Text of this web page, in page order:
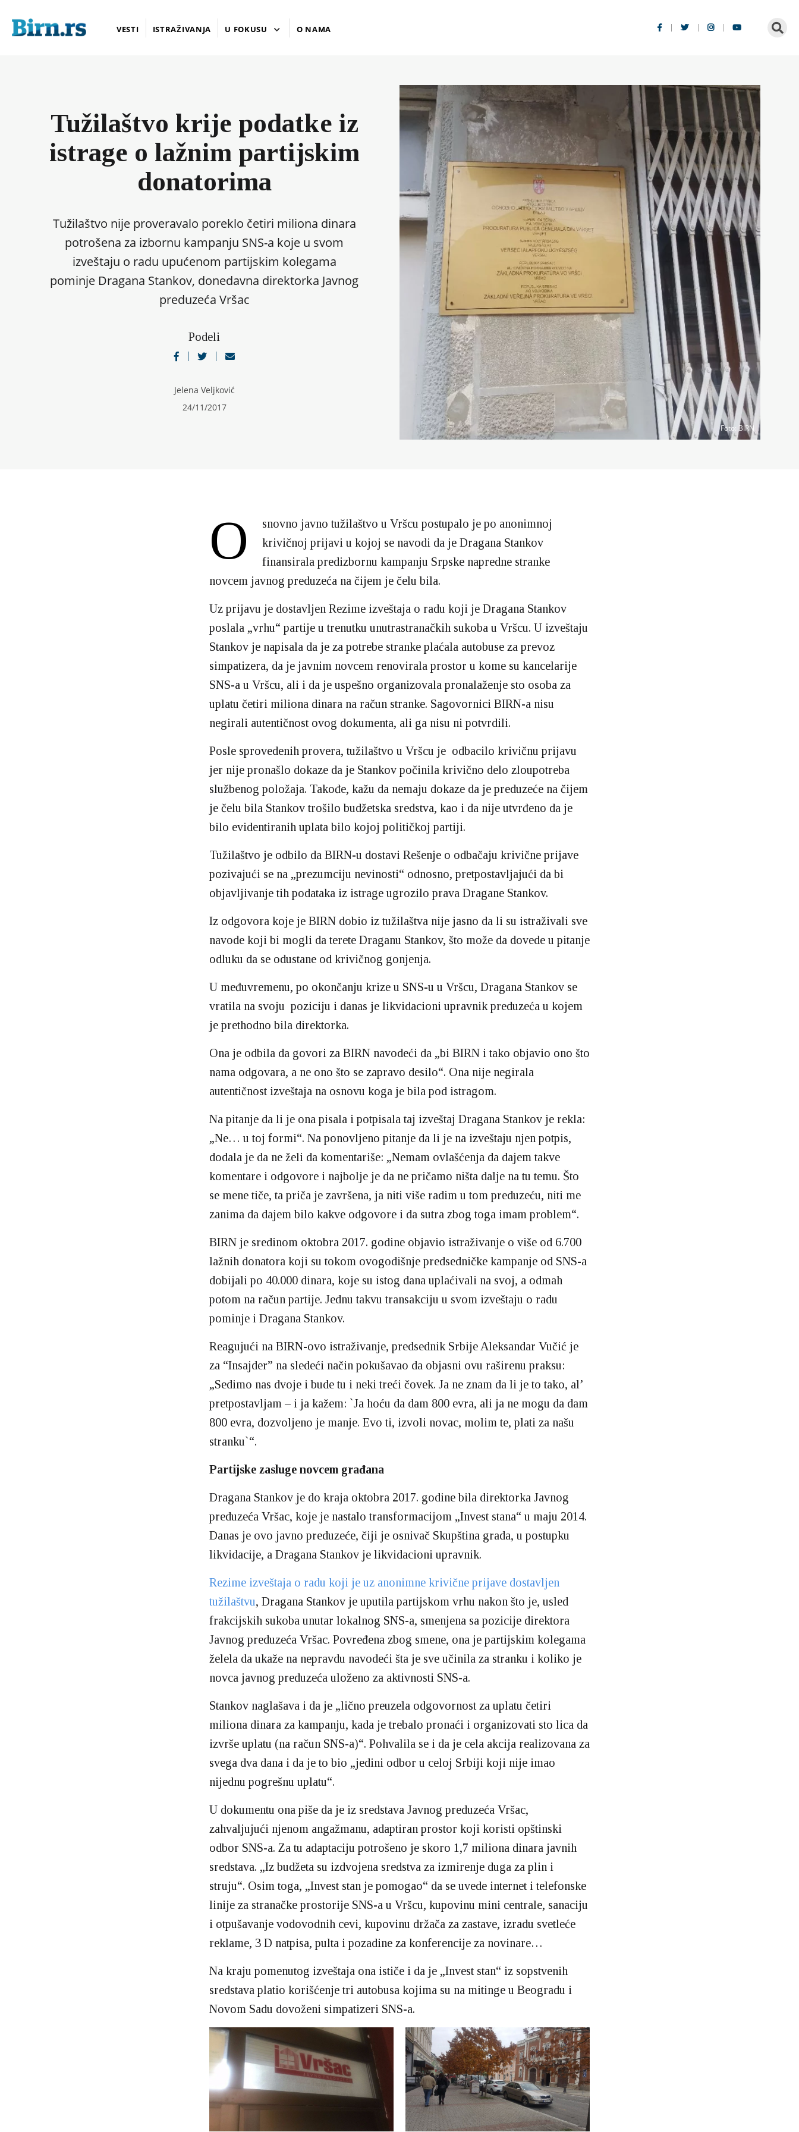
VESTI ISTRAŽIVANJA U FOKUSU O NAMA
Tužilaštvo krije podatke iz
istrage o lažnim partijskim
donatorima
Tužilaštvo nije proveravalo poreklo četiri miliona dinara
potrošena za izbornu kampanju SNS-a koje u svom
izveštaju o radu upućenom partijskim kolegama
pominje Dragana Stankov, donedavna direktorka Javnog
preduzeća Vršac
Podeli
Jelena Veljković
24/11/2017
Foto: BIRN
O
snovno javno tužilaštvo u Vršcu postupalo je po anonimnoj
krivičnoj prijavi u kojoj se navodi da je Dragana Stankov
finansirala predizbornu kampanju Srpske napredne stranke
novcem javnog preduzeća na čijem je čelu bila.
Uz prijavu je dostavljen Rezime izveštaja o radu koji je Dragana Stankov
poslala „vrhu“ partije u trenutku unutrastranačkih sukoba u Vršcu. U izveštaju
Stankov je napisala da je za potrebe stranke plaćala autobuse za prevoz
simpatizera, da je javnim novcem renovirala prostor u kome su kancelarije
SNS-a u Vršcu, ali i da je uspešno organizovala pronalaženje sto osoba za
uplatu četiri miliona dinara na račun stranke. Sagovornici BIRN-a nisu
negirali autentičnost ovog dokumenta, ali ga nisu ni potvrdili.
Posle sprovedenih provera, tužilaštvo u Vršcu je odbacilo krivičnu prijavu
jer nije pronašlo dokaze da je Stankov počinila krivično delo zloupotreba
službenog položaja. Takođe, kažu da nemaju dokaze da je preduzeće na čijem
je čelu bila Stankov trošilo budžetska sredstva, kao i da nije utvrđeno da je
bilo evidentiranih uplata bilo kojoj političkoj partiji.
Tužilaštvo je odbilo da BIRN-u dostavi Rešenje o odbačaju krivične prijave
pozivajući se na „prezumciju nevinosti“ odnosno, pretpostavljajući da bi
objavljivanje tih podataka iz istrage ugrozilo prava Dragane Stankov.
Iz odgovora koje je BIRN dobio iz tužilaštva nije jasno da li su istraživali sve
navode koji bi mogli da terete Draganu Stankov, što može da dovede u pitanje
odluku da se odustane od krivičnog gonjenja.
U međuvremenu, po okončanju krize u SNS-u u Vršcu, Dragana Stankov se
vratila na svoju poziciju i danas je likvidacioni upravnik preduzeća u kojem
je prethodno bila direktorka.
Ona je odbila da govori za BIRN navodeći da „bi BIRN i tako objavio ono što
nama odgovara, a ne ono što se zapravo desilo“. Ona nije negirala
autentičnost izveštaja na osnovu koga je bila pod istragom.
Na pitanje da li je ona pisala i potpisala taj izveštaj Dragana Stankov je rekla:
„Ne… u toj formi“. Na ponovljeno pitanje da li je na izveštaju njen potpis,
dodala je da ne želi da komentariše: „Nemam ovlašćenja da dajem takve
komentare i odgovore i najbolje je da ne pričamo ništa dalje na tu temu. Što
se mene tiče, ta priča je završena, ja niti više radim u tom preduzeću, niti me
zanima da dajem bilo kakve odgovore i da sutra zbog toga imam problem“.
BIRN je sredinom oktobra 2017. godine objavio istraživanje o više od 6.700
lažnih donatora koji su tokom ovogodišnje predsedničke kampanje od SNS-a
dobijali po 40.000 dinara, koje su istog dana uplaćivali na svoj, a odmah
potom na račun partije. Jednu takvu transakciju u svom izveštaju o radu
pominje i Dragana Stankov.
Reagujući na BIRN-ovo istraživanje, predsednik Srbije Aleksandar Vučić je
za “Insajder” na sledeći način pokušavao da objasni ovu raširenu praksu:
„Sedimo nas dvoje i bude tu i neki treći čovek. Ja ne znam da li je to tako, al’
pretpostavljam – i ja kažem: `Ja hoću da dam 800 evra, ali ja ne mogu da dam
800 evra, dozvoljeno je manje. Evo ti, izvoli novac, molim te, plati za našu
stranku`“.
Partijske zasluge novcem građana
Dragana Stankov je do kraja oktobra 2017. godine bila direktorka Javnog
preduzeća Vršac, koje je nastalo transformacijom „Invest stana“ u maju 2014.
Danas je ovo javno preduzeće, čiji je osnivač Skupština grada, u postupku
likvidacije, a Dragana Stankov je likvidacioni upravnik.
Rezime izveštaja o radu koji je uz anonimne krivične prijave dostavljen
tužilaštvu, Dragana Stankov je uputila partijskom vrhu nakon što je, usled
frakcijskih sukoba unutar lokalnog SNS-a, smenjena sa pozicije direktora
Javnog preduzeća Vršac. Povređena zbog smene, ona je partijskim kolegama
želela da ukaže na nepravdu navodeći šta je sve učinila za stranku i koliko je
novca javnog preduzeća uloženo za aktivnosti SNS-a.
Stankov naglašava i da je „lično preuzela odgovornost za uplatu četiri
miliona dinara za kampanju, kada je trebalo pronaći i organizovati sto lica da
izvrše uplatu (na račun SNS-a)“. Pohvalila se i da je cela akcija realizovana za
svega dva dana i da je to bio „jedini odbor u celoj Srbiji koji nije imao
nijednu pogrešnu uplatu“.
U dokumentu ona piše da je iz sredstava Javnog preduzeća Vršac,
zahvaljujući njenom angažmanu, adaptiran prostor koji koristi opštinski
odbor SNS-a. Za tu adaptaciju potrošeno je skoro 1,7 miliona dinara javnih
sredstava. „Iz budžeta su izdvojena sredstva za izmirenje duga za plin i
struju“. Osim toga, „Invest stan je pomogao“ da se uvede internet i telefonske
linije za stranačke prostorije SNS-a u Vršcu, kupovinu mini centrale, sanaciju
i otpušavanje vodovodnih cevi, kupovinu držača za zastave, izradu svetleće
reklame, 3 D natpisa, pulta i pozadine za konferencije za novinare…
Na kraju pomenutog izveštaja ona ističe i da je „Invest stan“ iz sopstvenih
sredstava platio korišćenje tri autobusa kojima su na mitinge u Beogradu i
Novom Sadu dovoženi simpatizeri SNS-a.